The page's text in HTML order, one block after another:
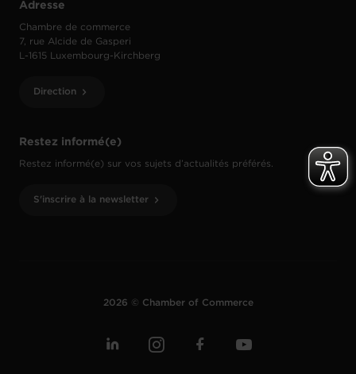
Restez informé(e)
Restez informé(e) sur vos sujets d’actualités préférés.
S'inscrire à la newsletter
Adresse
Chambre de commerce
7, rue Alcide de Gasperi
L-1615 Luxembourg-Kirchberg
Direction
2026 © Chamber of Commerce